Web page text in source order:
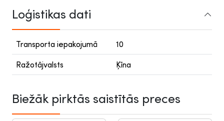
Loģistikas dati
Transporta iepakojumā 10
Ražotājvalsts Ķīna
Biežāk pirktās saistītās preces